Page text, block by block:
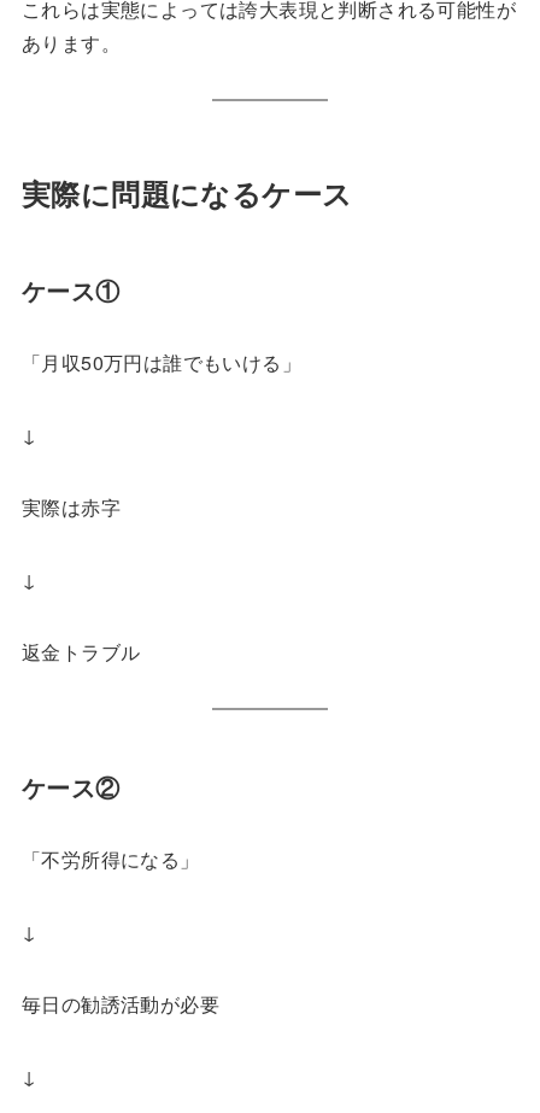
これらは実態によっては誇大表現と判断される可能性が
あります。
実際に問題になるケース
ケース①
「月収50万円は誰でもいける」
↓
実際は赤字
↓
返金トラブル
ケース②
「不労所得になる」
↓
毎日の勧誘活動が必要
↓